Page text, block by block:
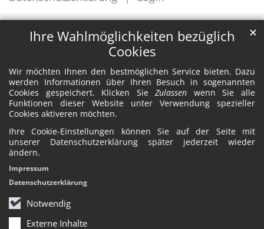
Ihre Wahlmöglichkeiten bezüglich
Cookies
Wir möchten Ihnen den bestmöglichen Service bieten. Dazu
werden Informationen über Ihren Besuch in sogenannten
Cookies gespeichert. Klicken SieZulassen wenn Sie alle
Funktionen dieser Website unter Verwendung spezieller
Cookies aktiveren möchten.
Ihre Cookie-Einstellungen können Sie auf der Seite mit
unserer Datenschutzerklärung später jederzeit wieder
ändern.
Notwendig
Externe Inhalte
✕
Impressum
Datenschutzerklärung